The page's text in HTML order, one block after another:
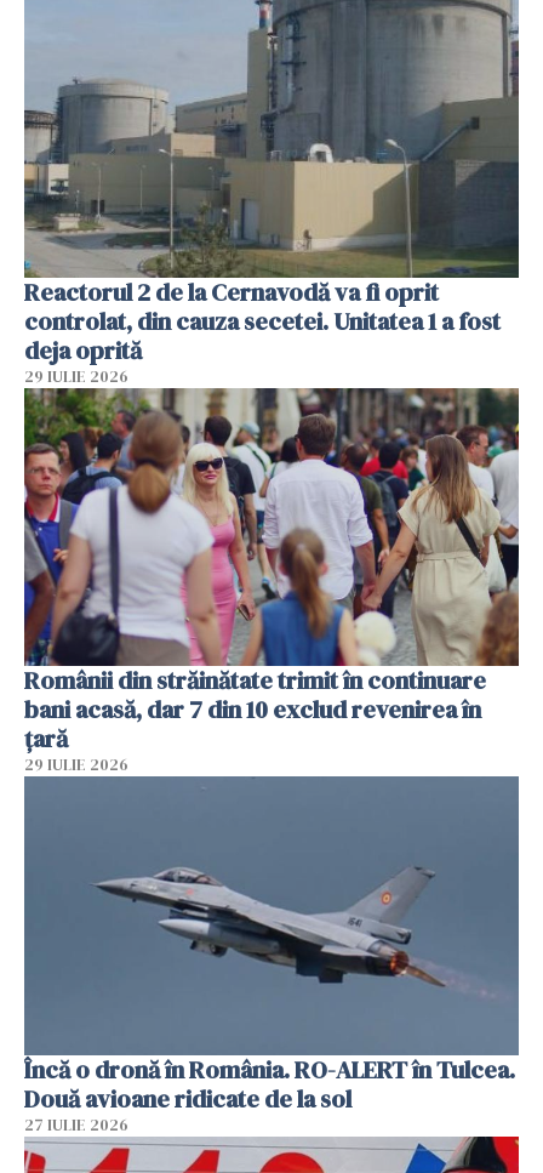
Reactorul 2 de la Cernavodă va fi oprit
controlat, din cauza secetei. Unitatea 1 a fost
deja oprită
29 IULIE 2026
Românii din străinătate trimit în continuare
bani acasă, dar 7 din 10 exclud revenirea în
țară
29 IULIE 2026
Încă o dronă în România. RO-ALERT în Tulcea.
Două avioane ridicate de la sol
27 IULIE 2026